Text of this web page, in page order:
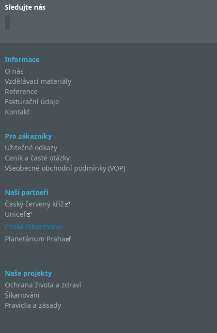
Sledujte nás
Informace
O nás
Vzdělávací materiály
Reference
Fakturační údaje
Kontakt
Pro zákazníky
Užitečné odkazy
Ceník a časté otázky
Všeobecné obchodní podmínky (VOP)
Naši partneři
Český červený kříž
Unicef
Česká filharmonie
Planetárium Praha
Naše projekty
Ochrana života a zdraví
Šikanování
Pravidla a zásady